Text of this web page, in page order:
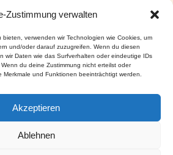
Zustimmung verwalten
bieten, verwenden wir Technologien wie Cookies, um
und/oder darauf zuzugreifen. Wenn du diesen
wir Daten wie das Surfverhalten oder eindeutige IDs
du deine Zustimmung nicht erteilst oder
und Funktionen beeinträchtigt werden.
Akzeptieren
Ablehnen